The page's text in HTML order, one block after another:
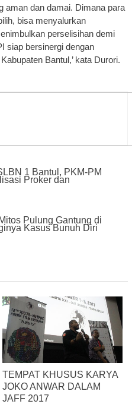
aman dan damai. Dimana para
bisa menyalurkan
perselisihan demi
siap bersinergi dengan
Bantul,’ kata Durori.
1 Bantul, PKM-PM
Proker dan
Pulung Gantung di
Kasus Bunuh Diri
TEMPAT KHUSUS KARYA
JOKO ANWAR DALAM
JAFF 2017